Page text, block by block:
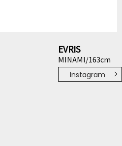
EVRIS
MINAMI/163cm
Instagram